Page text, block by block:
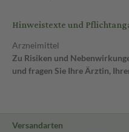
Hinweistexte und
Arzneimittel
Zu Risiken und
und fragen Sie Ihre Ärztin,
Versandarten